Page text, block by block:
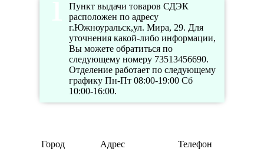
Пункт выдачи товаров СДЭК
расположен по адресу
г.Южноуральск,ул. Мира, 29. Для
уточнения какой-либо информации,
Вы можете обратиться по
следующему номеру 73513456690.
Отделение работает по следующему
графику Пн-Пт 08:00-19:00 Сб
10:00-16:00.
Город Адрес Телефон